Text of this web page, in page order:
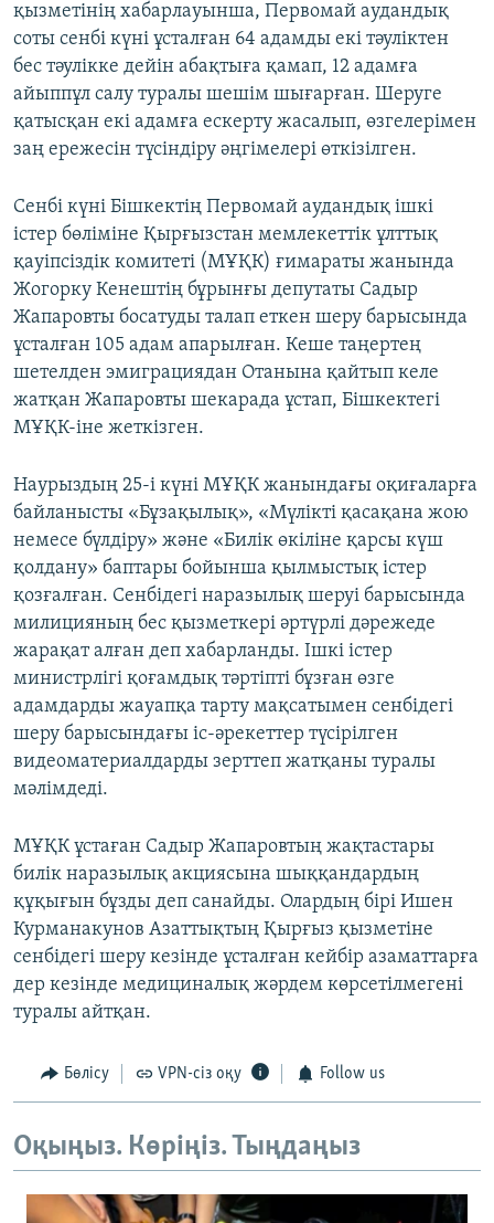
қызметінің хабарлауынша, Первомай аудандық
соты сенбі күні ұсталған 64 адамды екі тәуліктен
бес тәулікке дейін абақтыға қамап, 12 адамға
айыппұл салу туралы шешім шығарған. Шеруге
қатысқан екі адамға ескерту жасалып, өзгелерімен
заң ережесін түсіндіру әңгімелері өткізілген.
Сенбі күні Бішкектің Первомай аудандық ішкі
істер бөліміне Қырғызстан мемлекеттік ұлттық
қауіпсіздік комитеті (МҰҚК) ғимараты жанында
Жогорку Кенештің бұрынғы депутаты Садыр
Жапаровты босатуды талап еткен шеру барысында
ұсталған 105 адам апарылған. Кеше таңертең
шетелден эмиграциядан Отанына қайтып келе
жатқан Жапаровты шекарада ұстап, Бішкектегі
МҰҚК-іне жеткізген.
Наурыздың 25-і күні МҰҚК жанындағы оқиғаларға
байланысты «Бұзақылық», «Мүлікті қасақана жою
немесе бүлдіру» және «Билік өкіліне қарсы күш
қолдану» баптары бойынша қылмыстық істер
қозғалған. Сенбідегі наразылық шеруі барысында
милицияның бес қызметкері әртүрлі дәрежеде
жарақат алған деп хабарланды. Ішкі істер
министрлігі қоғамдық тәртіпті бұзған өзге
адамдарды жауапқа тарту мақсатымен сенбідегі
шеру барысындағы іс-әрекеттер түсірілген
видеоматериалдарды зерттеп жатқаны туралы
мәлімдеді.
МҰҚК ұстаған Садыр Жапаровтың жақтастары
билік наразылық акциясына шыққандардың
құқығын бұзды деп санайды. Олардың бірі Ишен
Курманакунов Азаттықтың Қырғыз қызметіне
сенбідегі шеру кезінде ұсталған кейбір азаматтарға
дер кезінде медициналық жәрдем көрсетілмегені
туралы айтқан.
Бөлісу VPN-сіз оқу Follow us
Оқыңыз. Көріңіз. Тыңдаңыз